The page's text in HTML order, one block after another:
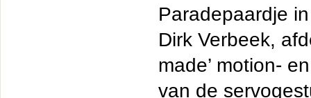
Paradepaardje
Dirk Verbeek,
made’ motion-
van de